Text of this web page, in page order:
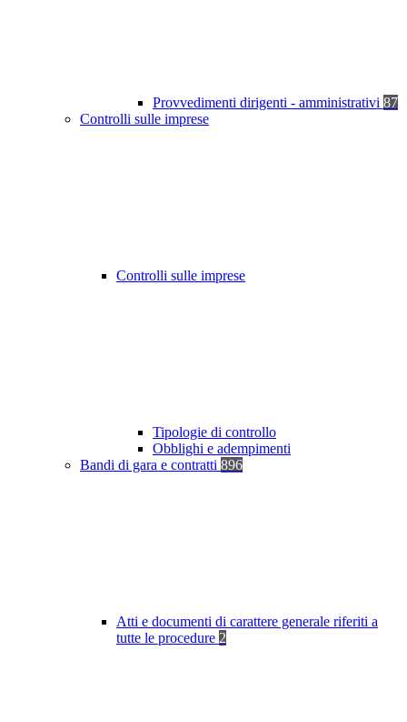
Provvedimenti dirigenti - amministrativi 87
Controlli sulle imprese
Controlli sulle imprese
Tipologie di controllo
Obblighi e adempimenti
Bandi di gara e contratti 896
Atti e documenti di carattere generale riferiti a
tutte le procedure 2